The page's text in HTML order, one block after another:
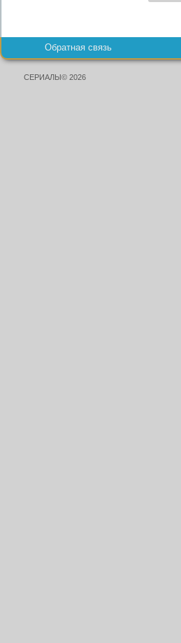
Обратная связь
СЕРИАЛЫ© 2026